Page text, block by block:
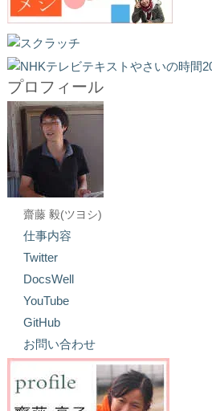
プロフィール
齋藤 毅(ツヨシ)
仕事内容
Twitter
DocsWell
YouTube
GitHub
お問い合わせ